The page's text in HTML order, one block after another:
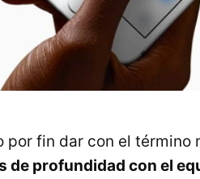
por fin dar con el término
profundidad con el